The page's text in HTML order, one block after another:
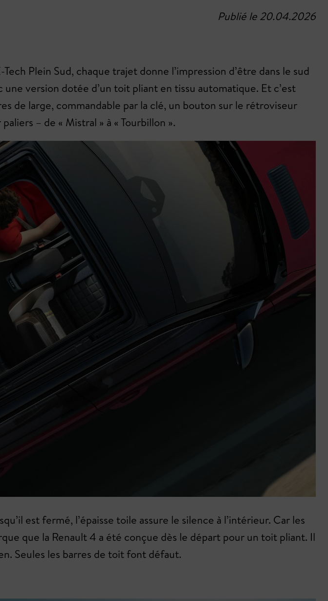
Publié le 20.04.2026
Plein Sud, chaque trajet donne l’impression d’être dans le sud
version dotée d’un toit pliant en tissu automatique. Et c’est
de large, commandable par la clé, un bouton sur le rétroviseur
– de « Mistral » à « Tourbillon ».
est fermé, l’épaisse toile assure le silence à l’intérieur. Car les
que la Renault 4 a été conçue dès le départ pour un toit pliant. Il
Seules les barres de toit font défaut.